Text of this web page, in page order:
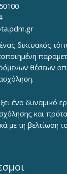
δικτυακός
θέσεων
ένα δυναμικό
και
με τη βελτίωση